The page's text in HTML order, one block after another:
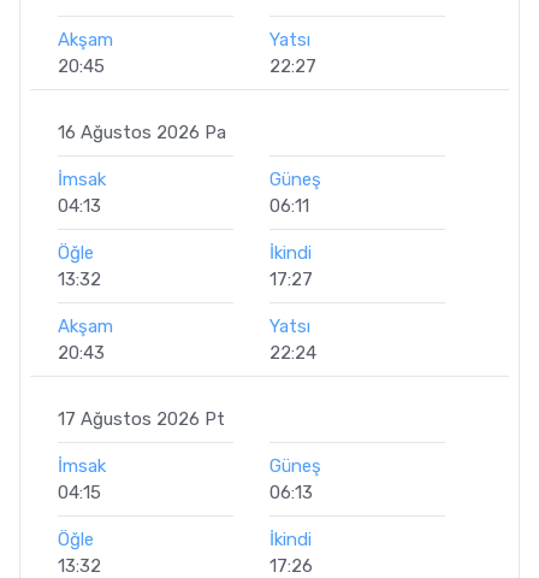
Akşam
20:45
Yatsı
22:27
16 Ağustos 2026 Pa
İmsak
04:13
Güneş
06:11
Öğle
13:32
İkindi
17:27
Akşam
20:43
Yatsı
22:24
17 Ağustos 2026 Pt
İmsak
04:15
Güneş
06:13
Öğle
13:32
İkindi
17:26